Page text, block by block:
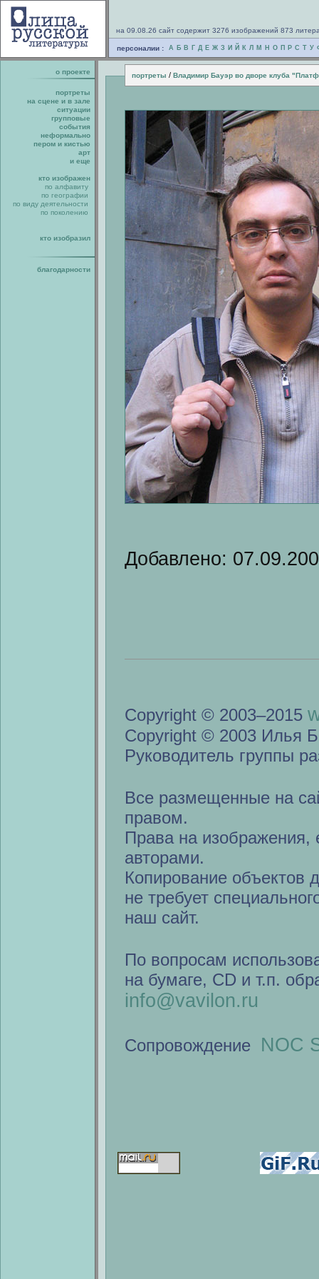
на 09.08.26 сайт содержит 3276 изображений 873
персоналии : А Б В Г Д Е Ж З И Й К Л М Н О П Р С Т У
о проекте портреты / Владимир Бауэр во дворе клуба
портреты
на сцене и в зале
ситуации
групповые
события
неформально
пером и кистью
арт
и еще
кто изображен
по алфавиту
по географии
по виду деятельности
по поколению
кто изобразил
благодарности
Добавлено:
Copyright © 2003–2015
Copyright © 2003 Илья
Руководитель группы
Все размещенные на
правом.
Права на изображения,
авторами.
Копирование объектов
не требует
наш сайт.
По вопросам
на бумаге, CD и т.п.
info@vavilon.ru
Сопровождение NOC